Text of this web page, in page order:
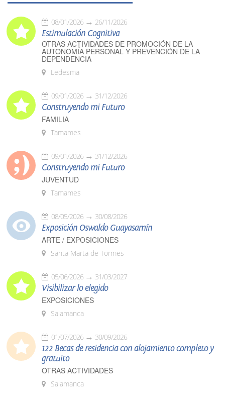
08/01/2026 26/11/2026
Estimulación Cognitiva
OTRAS ACTIVIDADES DE PROMOCIÓN DE LA
AUTONOMÍA PERSONAL Y PREVENCIÓN DE LA
DEPENDENCIA
Ledesma
09/01/2026 31/12/2026
Construyendo mi Futuro
FAMILIA
Tamames
09/01/2026 31/12/2026
Construyendo mi Futuro
JUVENTUD
Tamames
08/05/2026 30/08/2026
Exposición Oswaldo Guayasamín
ARTE / EXPOSICIONES
Santa Marta de Tormes
05/06/2026 31/03/2027
Visibilizar lo elegido
EXPOSICIONES
Salamanca
01/07/2026 30/09/2026
122 Becas de residencia con alojamiento completo y
gratuito
OTRAS ACTIVIDADES
Salamanca